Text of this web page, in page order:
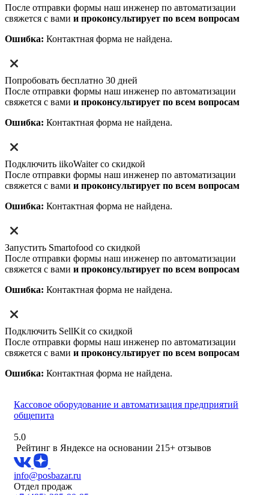
После отправки формы наш инженер по автоматизации
свяжется с вами и проконсультирует по всем вопросам
Ошибка: Контактная форма не найдена.
Попробовать бесплатно 30 дней
После отправки формы наш инженер по автоматизации
свяжется с вами и проконсультирует по всем вопросам
Ошибка: Контактная форма не найдена.
Подключить iikoWaiter со скидкой
После отправки формы наш инженер по автоматизации
свяжется с вами и проконсультирует по всем вопросам
Ошибка: Контактная форма не найдена.
Запустить Smartofood со скидкой
После отправки формы наш инженер по автоматизации
свяжется с вами и проконсультирует по всем вопросам
Ошибка: Контактная форма не найдена.
Подключить SellKit со скидкой
После отправки формы наш инженер по автоматизации
свяжется с вами и проконсультирует по всем вопросам
Ошибка: Контактная форма не найдена.
Кассовое оборудование и автоматизация предприятий
общепита
5.0
Рейтинг в Яндексе на основании 215+ отзывов
info@posbazar.ru
Отдел продаж